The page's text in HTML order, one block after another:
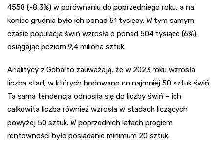
4558 (-8,3%) w porównaniu do poprzedniego roku, a na
koniec grudnia było ich ponad 51 tysięcy. W tym samym
czasie populacja świń wzrosła o ponad 504 tysiące (6%),
osiągając poziom 9,4 miliona sztuk.
Analitycy z Gobarto zauważają, że w 2023 roku wzrosła
liczba stad, w których hodowano co najmniej 50 sztuk świń.
Ta sama tendencja odnosiła się do liczby świń – ich
całkowita liczba również wzrosła w stadach liczących
powyżej 50 sztuk. W poprzednich latach progiem
rentowności było posiadanie minimum 20 sztuk.